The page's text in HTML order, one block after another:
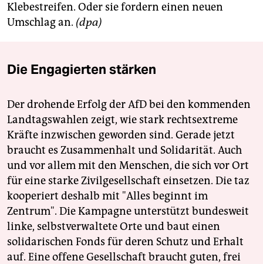
shop
unterstützen
genossenschaft
epaper login
Klebestreifen. Oder sie fordern einen neuen
Umschlag an. (dpa)
Die Engagierten stärken
Der drohende Erfolg der AfD bei den kommenden
Landtagswahlen zeigt, wie stark rechtsextreme
Kräfte inzwischen geworden sind. Gerade jetzt
braucht es Zusammenhalt und Solidarität. Auch
und vor allem mit den Menschen, die sich vor Ort
für eine starke Zivilgesellschaft einsetzen. Die taz
kooperiert deshalb mit "Alles beginnt im
Zentrum". Die Kampagne unterstützt bundesweit
linke, selbstverwaltete Orte und baut einen
solidarischen Fonds für deren Schutz und Erhalt
auf. Eine offene Gesellschaft braucht guten, frei